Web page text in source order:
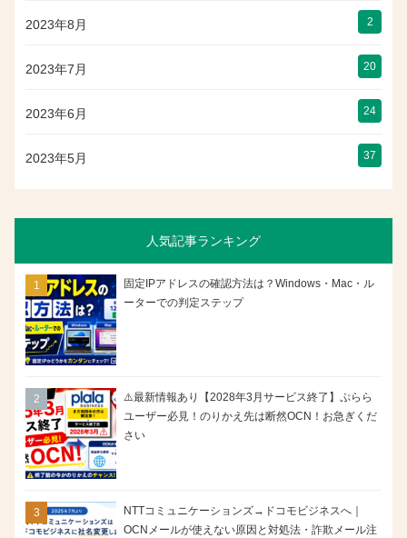
2023年8月 2
2023年7月 20
2023年6月 24
2023年5月 37
人気記事ランキング
固定IPアドレスの確認方法は？Windows・Mac・ル
ーターでの判定ステップ
⚠️最新情報あり【2028年3月サービス終了】ぷらら
ユーザー必見！のりかえ先は断然OCN！お急ぎくだ
さい
NTTコミュニケーションズ→ドコモビジネスへ｜
OCNメールが使えない原因と対処法・詐欺メール注